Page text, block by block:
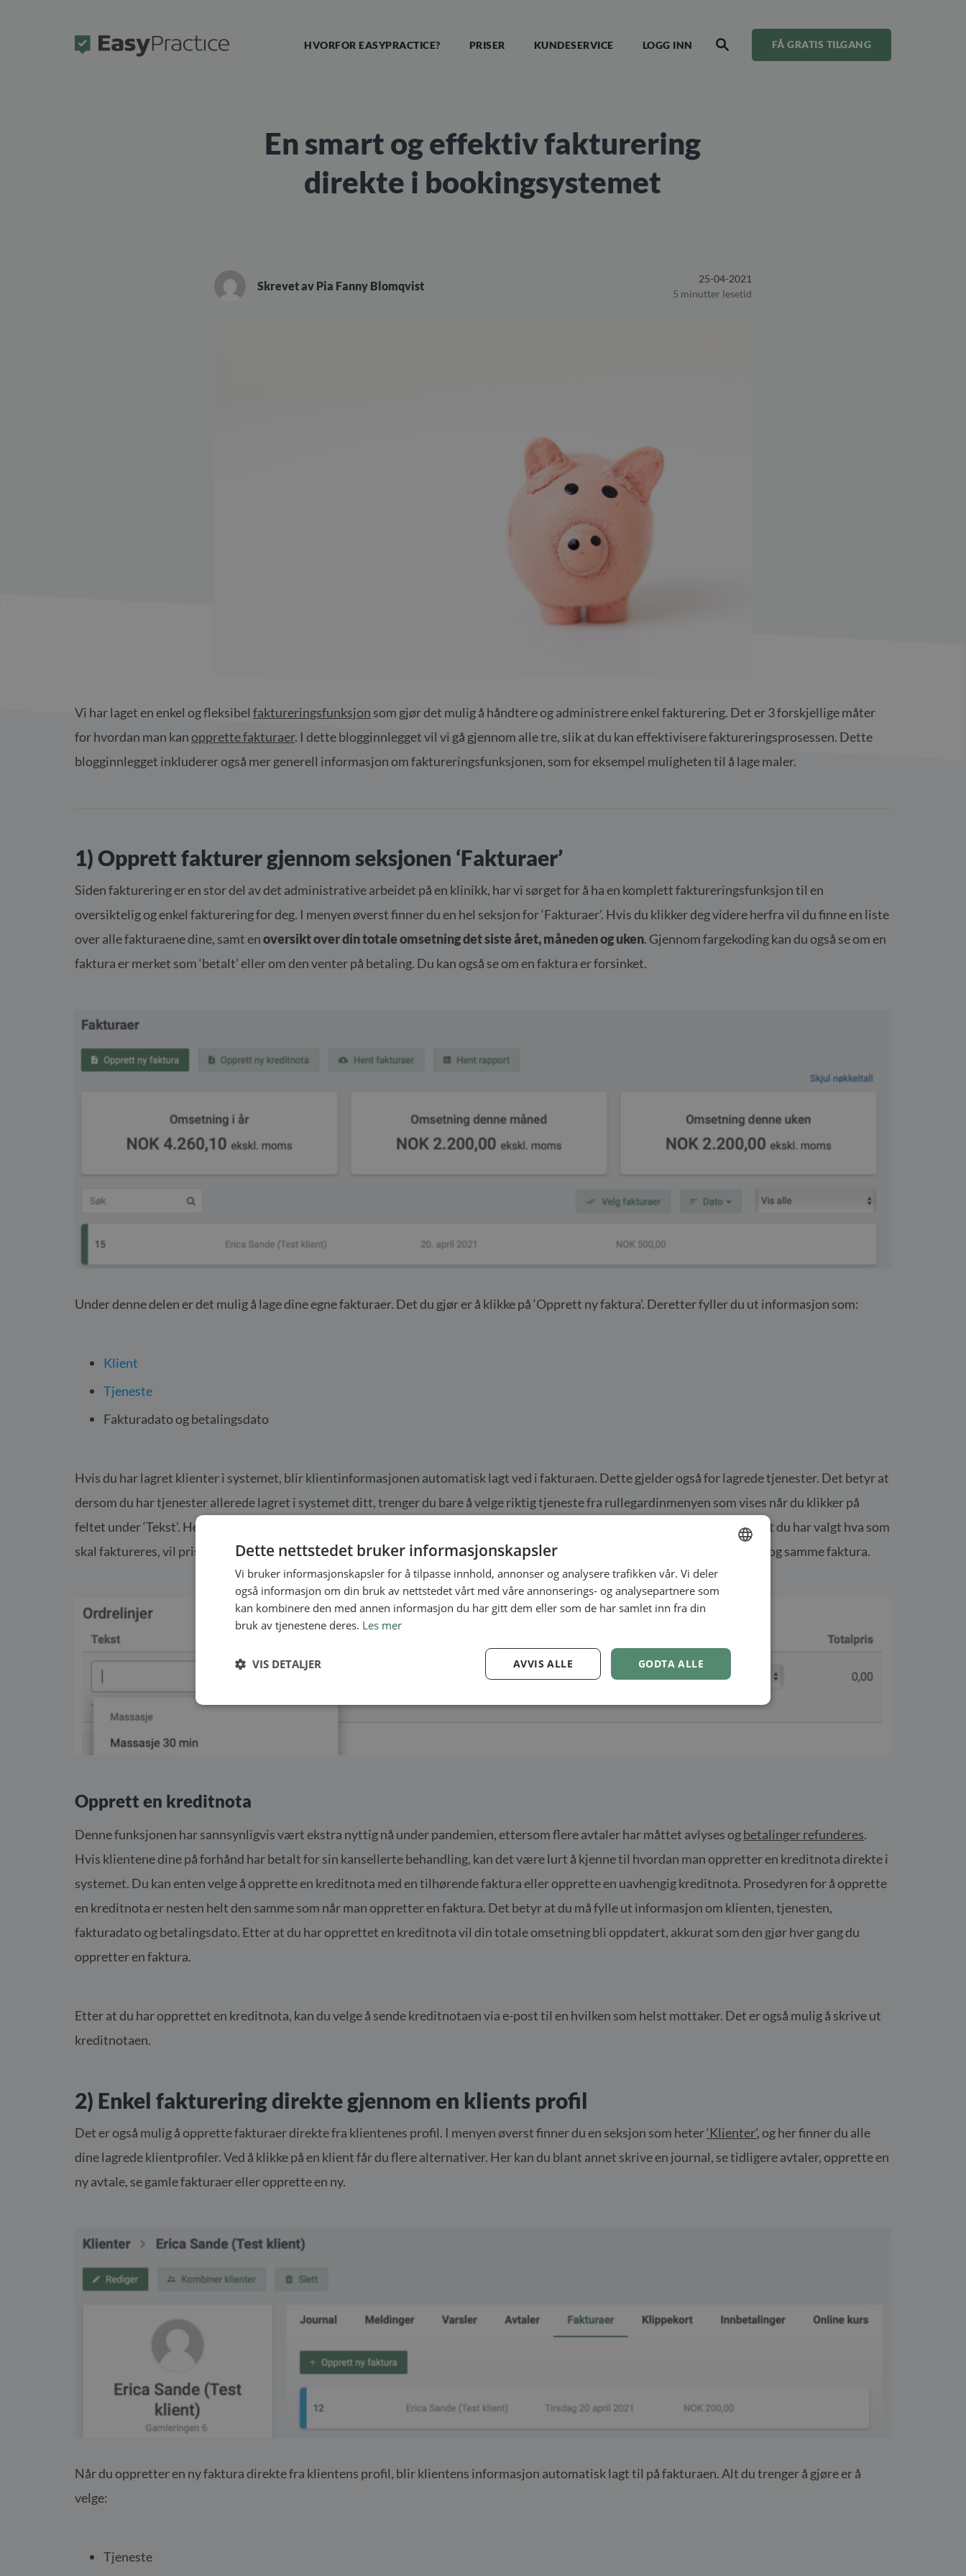
Forside HVORFOR EASYPRACTICE? PRISER KUNDESERVICE
LOGG INN
FÅ GRATIS TILGANG
En smart og effektiv fakturering
direkte i bookingsystemet
Skrevet av Pia Fanny Blomqvist
25-04-2021
5 minutter lesetid
Vi har laget en enkel og fleksibel faktureringsfunksjon som gjør det mulig å håndtere og administrere enkel fakturering. Det er 3 forskjellige måter
for hvordan man kanopprette fakturaer. I dette blogginnlegget vil vi gå gjennom alle tre, slik at du kan effektivisere faktureringsprosessen. Dette
blogginnlegget inkluderer også mer generell informasjon om faktureringsfunksjonen, som for eksempel muligheten til å lage maler.
1) Opprett fakturer gjennom seksjonen ‘Fakturaer’
Siden fakturering er en stor del av det administrative arbeidet på en klinikk, har vi sørget for å ha en komplett faktureringsfunksjon til en
oversiktelig og enkel fakturering for deg. I menyen øverst finner du en hel seksjon for ‘Fakturaer’. Hvis du klikker deg videre herfra vil du finne en liste
over alle fakturaene dine, samt enoversikt over din totale omsetning det siste året, måneden og uken. Gjennom fargekoding kan du også se om en
faktura er merket som ‘betalt’ eller om den venter på betaling. Du kan også se om en faktura er forsinket.
Under denne delen er det mulig å lage dine egne fakturaer. Det du gjør er å klikke på ‘Opprett ny faktura’. Deretter fyller du ut informasjon som:
Klient
Tjeneste
Fakturadato og betalingsdato
Hvis du har lagret klienter i systemet, blir klientinformasjonen automatisk lagt ved i fakturaen. Dette gjelder også for lagrede tjenester. Det betyr at
dersom du har tjenester allerede lagret i systemet ditt, trenger du bare å velge riktig tjeneste fra rullegardinmenyen som vises når du klikker på
feltet under ‘Tekst’. Her kan du også velge å fakturere for
, eller for avtaler i kalenderen som ikke er fakturert. Etter at du har valgt hva som
skal faktureres, vil pris og moms automatisk også fylles ut. Du kan legge til flere tjenester, online kurs eller andre avtaler på en og samme faktura.
Opprett en kreditnota
Denne funksjonen har sannsynligvis vært ekstra nyttig nå under pandemien, ettersom flere avtaler har måttet avlyses ogbetalinger refunderes.
Hvis klientene dine på forhånd har betalt for sin kansellerte behandling, kan det være lurt å kjenne til hvordan man oppretter en kreditnota direkte i
systemet. Du kan enten velge å opprette en kreditnota med en tilhørende faktura eller opprette en uavhengig kreditnota. Prosedyren for å opprette
en kreditnota er nesten helt den samme som når man oppretter en faktura. Det betyr at du må fylle ut informasjon om klienten, tjenesten,
fakturadato og betalingsdato. Etter at du har opprettet en kreditnota vil din totale omsetning bli oppdatert, akkurat som den gjør hver gang du
oppretter en faktura.
Etter at du har opprettet en kreditnota, kan du velge å sende kreditnotaen via e-post til en hvilken som helst mottaker. Det er også mulig å skrive ut
kreditnotaen.
2) Enkel fakturering direkte gjennom en klients profil
Det er også mulig å opprette fakturaer direkte fra klientenes profil. I menyen øverst finner du en seksjon som heter‘Klienter’, og her finner du alle
dine lagrede klientprofiler. Ved å klikke på en klient får du flere alternativer. Her kan du blant annet skrive en journal, se tidligere avtaler, opprette en
ny avtale, se gamle fakturaer eller opprette en ny.
Når du oppretter en ny faktura direkte fra klientens profil, blir klientens informasjon automatisk lagt til på fakturaen. Alt du trenger å gjøre er å
velge:
Tjeneste
ENGLISH
SWEDISH
Dette nettstedet bruker informasjonskapsler
Vi bruker informasjonskapsler for å tilpasse innhold, annonser og analysere trafikken vår. Vi deler
også informasjon om din bruk av nettstedet vårt med våre annonserings- og analysepartnere som
kan kombinere den med annen informasjon du har gitt dem eller som de har samlet inn fra din
bruk av tjenestene deres. Les mer
GODTA ALLE
AVVIS ALLE
VIS DETALJER